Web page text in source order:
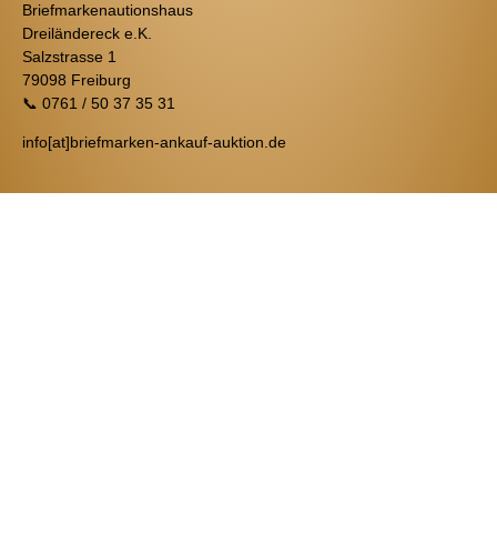
Briefmarkenautionshaus
Dreiländereck e.K.
Salzstrasse 1
79098 Freiburg
📞 0761 / 50 37 35 31
info[at]briefmarken-ankauf-auktion.de